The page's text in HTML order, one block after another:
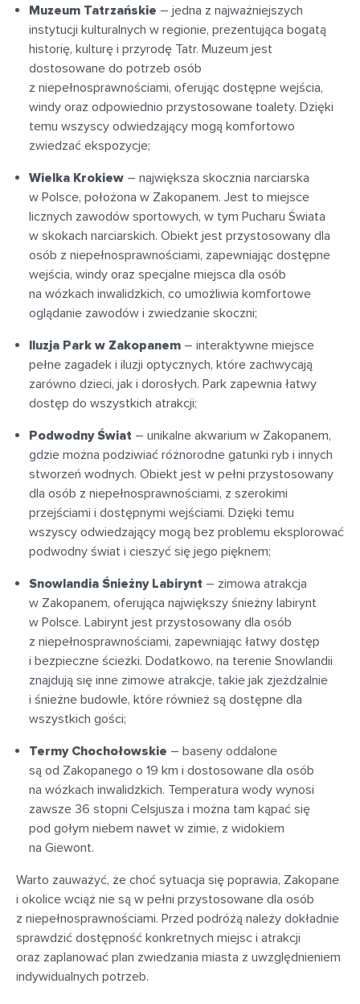
Muzeum Tatrzańskie – jedna z najważniejszych
instytucji kulturalnych w regionie, prezentująca bogatą
historię, kulturę i przyrodę Tatr. Muzeum jest
dostosowane do potrzeb osób
z niepełnosprawnościami, oferując dostępne wejścia,
windy oraz odpowiednio przystosowane toalety. Dzięki
temu wszyscy odwiedzający mogą komfortowo
zwiedzać ekspozycje;
Wielka Krokiew – największa skocznia narciarska
w Polsce, położona w Zakopanem. Jest to miejsce
licznych zawodów sportowych, w tym Pucharu Świata
w skokach narciarskich. Obiekt jest przystosowany dla
osób z niepełnosprawnościami, zapewniając dostępne
wejścia, windy oraz specjalne miejsca dla osób
na wózkach inwalidzkich, co umożliwia komfortowe
oglądanie zawodów i zwiedzanie skoczni;
Iluzja Park w Zakopanem – interaktywne miejsce
pełne zagadek i iluzji optycznych, które zachwycają
zarówno dzieci, jak i dorosłych. Park zapewnia łatwy
dostęp do wszystkich atrakcji;
Podwodny Świat – unikalne akwarium w Zakopanem,
gdzie można podziwiać różnorodne gatunki ryb i innych
stworzeń wodnych. Obiekt jest w pełni przystosowany
dla osób z niepełnosprawnościami, z szerokimi
przejściami i dostępnymi wejściami. Dzięki temu
wszyscy odwiedzający mogą bez problemu eksplorować
podwodny świat i cieszyć się jego pięknem;
Snowlandia Śnieżny Labirynt – zimowa atrakcja
w Zakopanem, oferująca największy śnieżny labirynt
w Polsce. Labirynt jest przystosowany dla osób
z niepełnosprawnościami, zapewniając łatwy dostęp
i bezpieczne ścieżki. Dodatkowo, na terenie Snowlandii
znajdują się inne zimowe atrakcje, takie jak zjeżdżalnie
i śnieżne budowle, które również są dostępne dla
wszystkich gości;
Termy Chochołowskie – baseny oddalone
są od Zakopanego o 19 km i dostosowane dla osób
na wózkach inwalidzkich. Temperatura wody wynosi
zawsze 36 stopni Celsjusza i można tam kąpać się
pod gołym niebem nawet w zimie, z widokiem
na Giewont.
Warto zauważyć, że choć sytuacja się poprawia, Zakopane
i okolice wciąż nie są w pełni przystosowane dla osób
z niepełnosprawnościami. Przed podróżą należy dokładnie
sprawdzić dostępność konkretnych miejsc i atrakcji
oraz zaplanować plan zwiedzania miasta z uwzględnieniem
indywidualnych potrzeb.